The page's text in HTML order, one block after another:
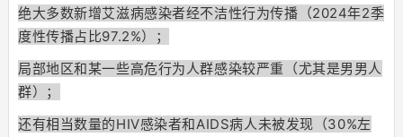
绝大多数新增艾滋病感染者经不洁性行为传播（2024年2季
度性传播占比97.2%）；
局部地区和某一些高危行为人群感染较严重（尤其是男男人
群）；
还有相当数量的HIV感染者和AIDS病人未被发现（30%左